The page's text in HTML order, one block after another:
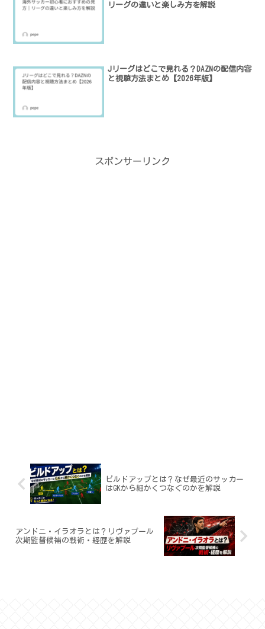
リーグの違いと楽しみ方を解説
Jリーグはどこで見れる？DAZNの配信内容
と視聴方法まとめ【2026年版】
スポンサーリンク
ビルドアップとは？なぜ最近のサッカー
はGKから細かくつなぐのかを解説
アンドニ・イラオラとは？リヴァプール
次期監督候補の戦術・経歴を解説